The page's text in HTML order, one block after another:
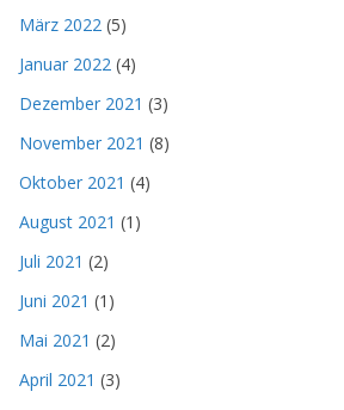
März 2022 (5)
Januar 2022 (4)
Dezember 2021 (3)
November 2021 (8)
Oktober 2021 (4)
August 2021 (1)
Juli 2021 (2)
Juni 2021 (1)
Mai 2021 (2)
April 2021 (3)